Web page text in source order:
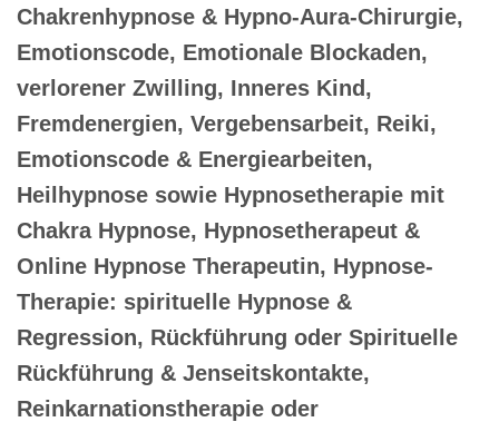
Chakrenhypnose & Hypno-Aura-Chirurgie,
Emotionscode, Emotionale Blockaden,
verlorener Zwilling, Inneres Kind,
Fremdenergien, Vergebensarbeit, Reiki,
Emotionscode & Energiearbeiten,
Heilhypnose sowie Hypnosetherapie mit
Chakra Hypnose, Hypnosetherapeut &
Online Hypnose Therapeutin, Hypnose-
Therapie: spirituelle Hypnose &
Regression, Rückführung oder Spirituelle
Rückführung & Jenseitskontakte,
Reinkarnationstherapie oder